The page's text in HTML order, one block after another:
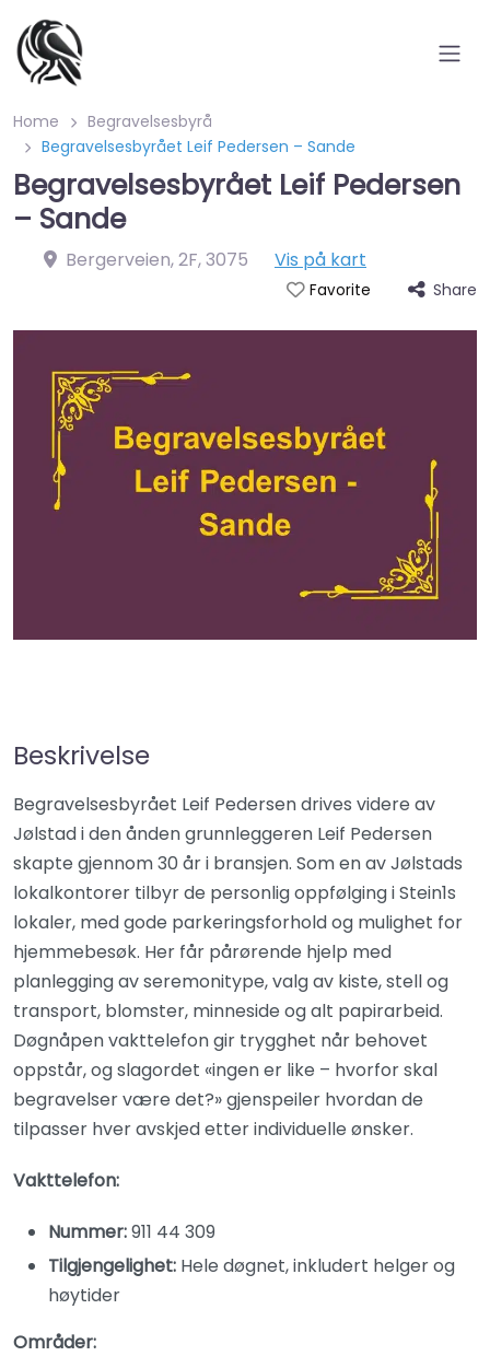
Home
Begravelsesbyrå
Begravelsesbyrået Leif Pedersen – Sande
Begravelsesbyrået Leif Pedersen
– Sande
Bergerveien, 2F,3075 Vis på kart
Favorite Share
Beskrivelse
Begravelsesbyrået Leif Pedersen drives videre av
Jølstad i den ånden grunnleggeren Leif Pedersen
skapte gjennom 30 år i bransjen. Som en av Jølstads
lokalkontorer tilbyr de personlig oppfølging i Stein1s
lokaler, med gode parkeringsforhold og mulighet for
hjemmebesøk. Her får pårørende hjelp med
planlegging av seremonitype, valg av kiste, stell og
transport, blomster, minneside og alt papirarbeid.
Døgnåpen vakttelefon gir trygghet når behovet
oppstår, og slagordet «ingen er like – hvorfor skal
begravelser være det?» gjenspeiler hvordan de
tilpasser hver avskjed etter individuelle ønsker.
Vakttelefon:
Nummer:911 44 309
Tilgjengelighet: Hele døgnet, inkludert helger og
høytider
Områder: